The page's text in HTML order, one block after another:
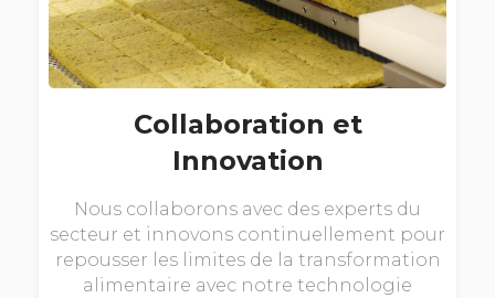
Collaboration et
Innovation
Nous collaborons avec des experts du
secteur et innovons continuellement pour
repousser les limites de la transformation
alimentaire avec notre technologie